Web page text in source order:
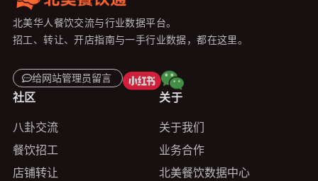
北美华人餐饮交流与行业数据平台。
招工、转让、开店指南与一手行业数据，都在这里。
给网站管理员留言
社区
八卦交流
餐饮招工
店铺转让
关于
关于我们
业务合作
北美餐饮数据中心